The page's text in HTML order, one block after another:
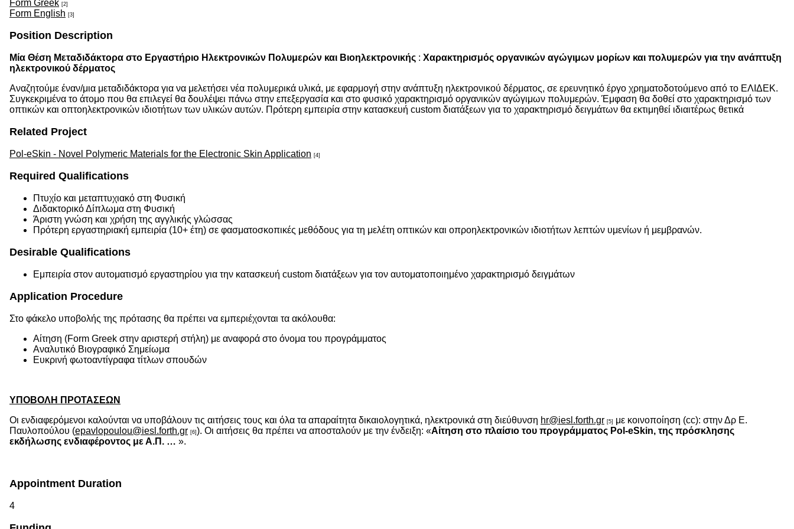
Form Greek [2]
Form English [3]
Position Description
Μία Θέση Μεταδιδάκτορα στο Εργαστήριο Ηλεκτρονικών Πολυμερών και Βιοηλεκτρονικής : Χαρακτηρισμός οργανικών αγώγιμων μορίων και πολυμερών για την ανάπτυξη
ηλεκτρονικού δέρματος
Αναζητούμε έναν/μια μεταδιδάκτορα για να μελετήσει νέα πολυμερικά υλικά, με εφαρμογή στην ανάπτυξη ηλεκτρονικού δέρματος, σε ερευνητικό έργο χρηματοδοτούμενο από το ΕΛΙΔΕΚ.
Συγκεκριμένα το άτομο που θα επιλεγεί θα δουλέψει πάνω στην επεξεργασία και στο φυσικό χαρακτηρισμό οργανικών αγώγιμων πολυμερών. Έμφαση θα δοθεί στο χαρακτηρισμό των
οπτικών και οπτοηλεκτρονικών ιδιοτήτων των υλικών αυτών. Πρότερη εμπειρία στην κατασκευή custom διατάξεων για το χαρακτηρισμό δειγμάτων θα εκτιμηθεί ιδιαιτέρως θετικά
Related Project
Pol-eSkin - Novel Polymeric Materials for the Electronic Skin Application [4]
Required Qualifications
Πτυχίο και μεταπτυχιακό στη Φυσική
Διδακτορικό Δίπλωμα στη Φυσική
Άριστη γνώση και χρήση της αγγλικής γλώσσας
Πρότερη εργαστηριακή εμπειρία (10+ έτη) σε φασματοσκοπικές μεθόδους για τη μελέτη οπτικών και οπροηλεκτρονικών ιδιοτήτων λεπτών υμενίων ή μεμβρανών.
Desirable Qualifications
Εμπειρία στον αυτοματισμό εργαστηρίου για την κατασκευή custom διατάξεων για τον αυτοματοποιημένο χαρακτηρισμό δειγμάτων
Application Procedure
Στο φάκελο υποβολής της πρότασης θα πρέπει να εμπεριέχονται τα ακόλουθα:
Αίτηση (Form Greek στην αριστερή στήλη) με αναφορά στο όνομα του προγράμματος
Αναλυτικό Βιογραφικό Σημείωμα
Ευκρινή φωτοαντίγραφα τίτλων σπουδών
ΥΠΟΒΟΛΗ ΠΡΟΤΑΣΕΩΝ
Οι ενδιαφερόμενοι καλούνται να υποβάλουν τις αιτήσεις τους και όλα τα απαραίτητα δικαιολογητικά, ηλεκτρονικά στη διεύθυνση hr@iesl.forth.gr [5]
με κοινοποίηση (cc): στην Δρ Ε.
Παυλοπούλου (epavlopoulou@iesl.forth.gr [6] ). Οι αιτήσεις θα πρέπει να αποσταλούν με την ένδειξη: «Αίτηση στο πλαίσιο του προγράμματος Pol-eSkin, της πρόσκλησης
εκδήλωσης ενδιαφέροντος με Α.Π. … ».
Appointment Duration
4